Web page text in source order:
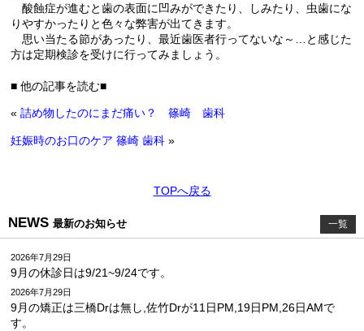
酸蝕症が進むと歯の表面に凹みができたり、しみたり、虫歯にな
りやすかったりと色々な弊害が出てきます。
思い当たる節があったり、最近歯医者行ってないな～…と感じた
方は定期検診を受けに行ってみましょう。
■ 他の記事を読む■
«詰め物したのにまだ痛い？ 篠崎 歯科
妊娠時のお口のケア 篠崎 歯科 »
TOPへ戻る
NEWS 最新のお知らせ 一覧
2026年7月29日
9月の休診日は9/21~9/24です。
2026年7月29日
9月の矯正は三橋Drは無し,佐竹Drが11日PM,19日PM,26日AMで
す。